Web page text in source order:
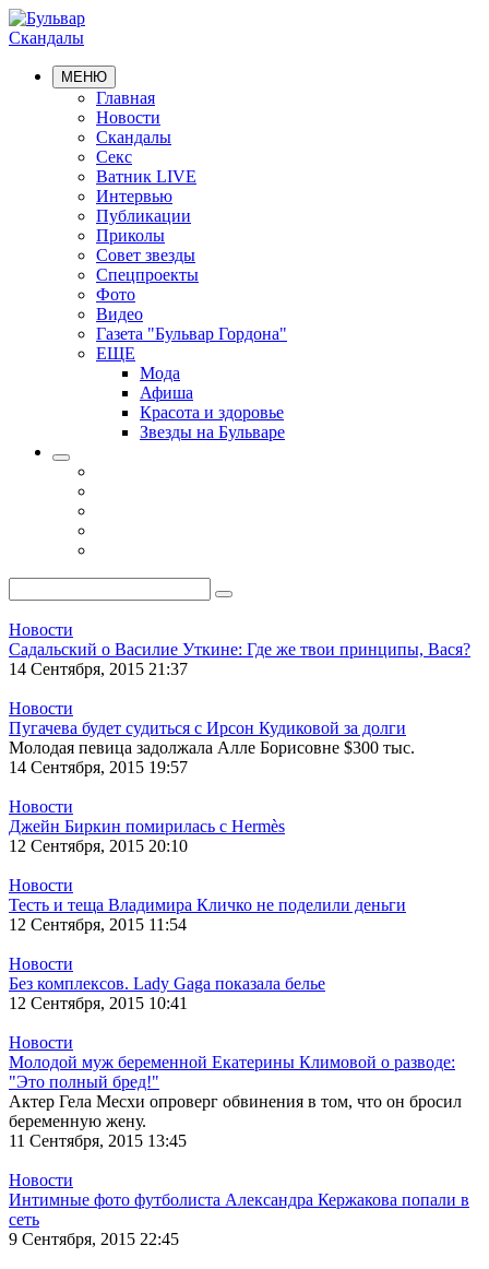
Скандалы
МЕНЮ
Главная
Новости
Скандалы
Секс
Ватник LIVE
Интервью
Публикации
Приколы
Совет звезды
Спецпроекты
Фото
Видео
Газета "Бульвар Гордона"
ЕЩЕ
Мода
Афиша
Красота и здоровье
Звезды на Бульваре
Новости
Садальский о Василие Уткине: Где же твои принципы, Вася?
14 Сентября, 2015 21:37
Новости
Пугачева будет судиться с Ирсон Кудиковой за долги
Молодая певица задолжала Алле Борисовне $300 тыс.
14 Сентября, 2015 19:57
Новости
Джейн Биркин помирилась с Hermès
12 Сентября, 2015 20:10
Новости
Тесть и теща Владимира Кличко не поделили деньги
12 Сентября, 2015 11:54
Новости
Без комплексов. Lady Gaga показала белье
12 Сентября, 2015 10:41
Новости
Молодой муж беременной Екатерины Климовой о разводе:
"Это полный бред!"
Актер Гела Месхи опроверг обвинения в том, что он бросил
беременную жену.
11 Сентября, 2015 13:45
Новости
Интимные фото футболиста Александра Кержакова попали в
сеть
9 Сентября, 2015 22:45